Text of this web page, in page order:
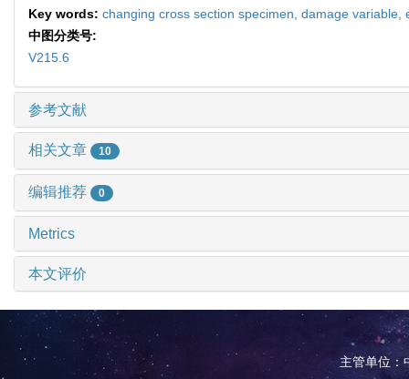
Key words: changing cross section specimen, damage variable,
中图分类号:
V215.6
参考文献
相关文章 10
编辑推荐 0
Metrics
本文评价
主管单位：